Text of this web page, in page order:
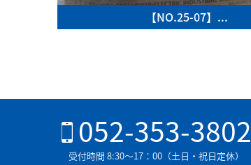
【NO.25-07】...
052-353-3802
受付時間 8:30〜17：00（土日・祝日定休）